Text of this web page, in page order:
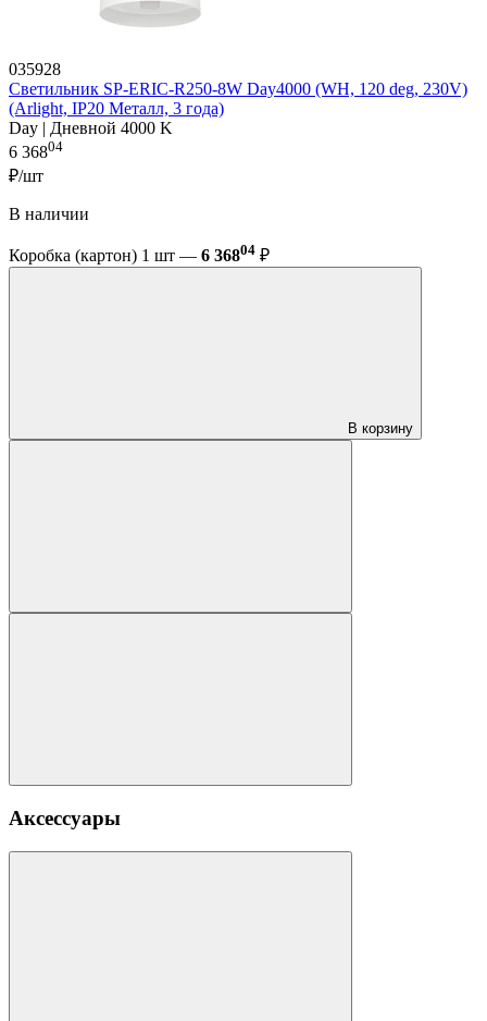
035928
Светильник SP-ERIC-R250-8W Day4000 (WH, 120 deg, 230V)
(Arlight, IP20 Металл, 3 года)
Day | Дневной 4000 K
6 36804
₽/шт
В наличии
Коробка (картон) 1 шт — 6 36804 ₽
В корзину
Аксессуары